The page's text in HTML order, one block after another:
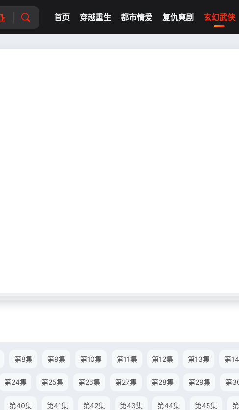
首页 穿越重生 都市情爱 复仇爽剧 玄幻武侠
我的观
第8集 第9集 第10集 第11集 第12集 第13集 第
第24集 第25集 第26集 第27集 第28集 第29集 第
第40集 第41集 第42集 第43集 第44集 第45集